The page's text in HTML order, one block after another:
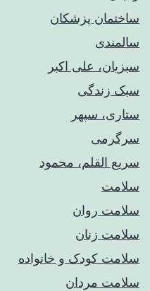
ساختمان پزشکان
سالمندی
سبزیان، علی اکبر
سبک زندگی
ستاری، سپهر
سرگرمی
سریع القلم، محمود
سلامت
سلامت روان
سلامت زنان
سلامت کودک‌ و خانواده
سلامت مردان